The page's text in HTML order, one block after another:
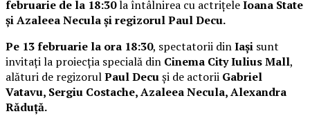
februarie de la 18:30la întâlnirea cu actrițeleIoana State
și Azaleea Necula și regizorul Paul Decu.
Pe 13 februarie la ora 18:30, spectatorii dinIași sunt
invitați la proiecția specială din Cinema City Iulius Mall,
alături de regizorulPaul Decuși de actorii Gabriel
Vatavu, Sergiu Costache, Azaleea Necula, Alexandra
Răduță.